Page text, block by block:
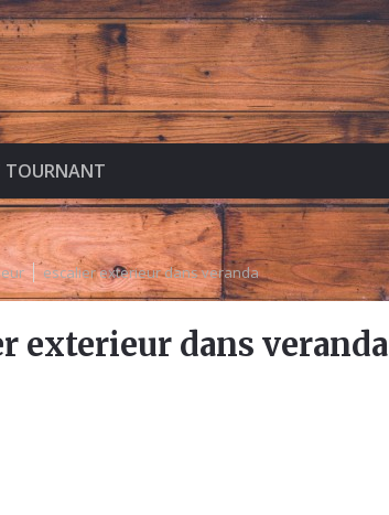
TOURNANT
escalier exterieur dans veranda
exterieur dans veranda